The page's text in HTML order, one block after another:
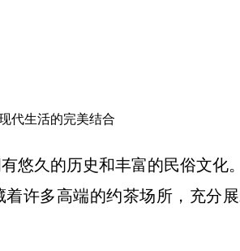
代生活的完美结合
悠久的历史和丰富的民俗文化
着许多高端的约茶场所，充分